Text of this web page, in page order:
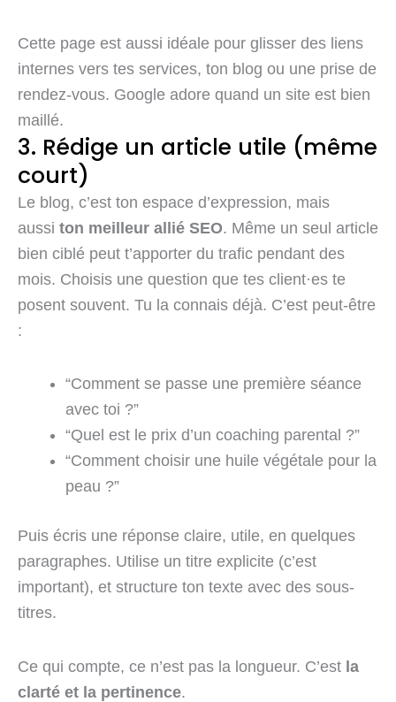
Cette page est aussi idéale pour glisser des liens
internes vers tes services, ton blog ou une prise de
rendez-vous. Google adore quand un site est bien
maillé.
3. Rédige un article utile (même
court)
Le blog, c’est ton espace d’expression, mais
aussi ton meilleur allié SEO. Même un seul article
bien ciblé peut t’apporter du trafic pendant des
mois. Choisis une question que tes client·es te
posent souvent. Tu la connais déjà. C’est peut-être
:
“Comment se passe une première séance
avec toi ?”
“Quel est le prix d’un coaching parental ?”
“Comment choisir une huile végétale pour la
peau ?”
Puis écris une réponse claire, utile, en quelques
paragraphes. Utilise un titre explicite (c’est
important), et structure ton texte avec des sous-
titres.
Ce qui compte, ce n’est pas la longueur. C’est la
clarté et la pertinence.